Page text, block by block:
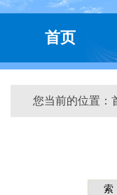
首页
您当前的位置：
索